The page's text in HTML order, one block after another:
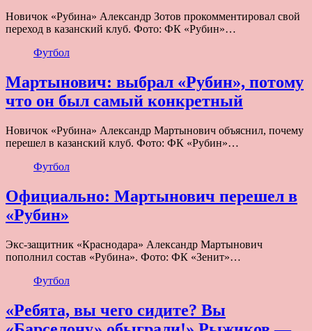
Новичок «Рубина» Александр Зотов прокомментировал свой
переход в казанский клуб. Фото: ФК «Рубин»…
Футбол
Мартынович: выбрал «Рубин», потому
что он был самый конкретный
Новичок «Рубина» Александр Мартынович объяснил, почему
перешел в казанский клуб. Фото: ФК «Рубин»…
Футбол
Официально: Мартынович перешел в
«Рубин»
Экс-защитник «Краснодара» Александр Мартынович
пополнил состав «Рубина». Фото: ФК «Зенит»…
Футбол
«Ребята, вы чего сидите? Вы